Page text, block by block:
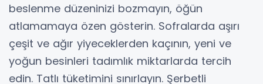
beslenme düzeninizi bozmayın, öğün
atlamamaya özen gösterin. Sofralarda aşırı
çeşit ve ağır yiyeceklerden kaçının, yeni ve
yoğun besinleri tadımlık miktarlarda tercih
edin. Tatlı tüketimini sınırlayın. Şerbetli